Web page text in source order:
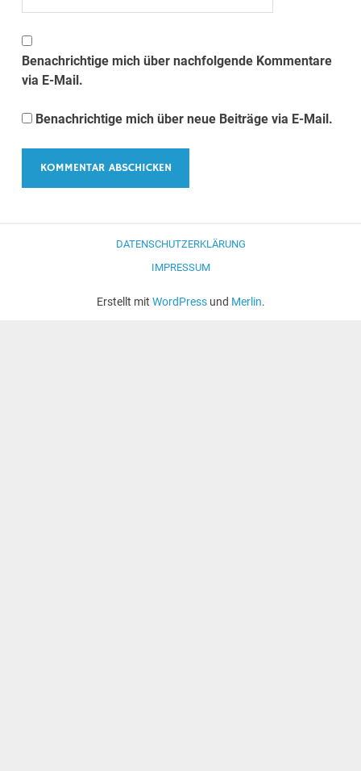
Benachrichtige mich über nachfolgende Kommentare
via E-Mail.
Benachrichtige mich über neue Beiträge via E-Mail.
DATENSCHUTZERKLÄRUNG
IMPRESSUM
Erstellt mit WordPressund Merlin.